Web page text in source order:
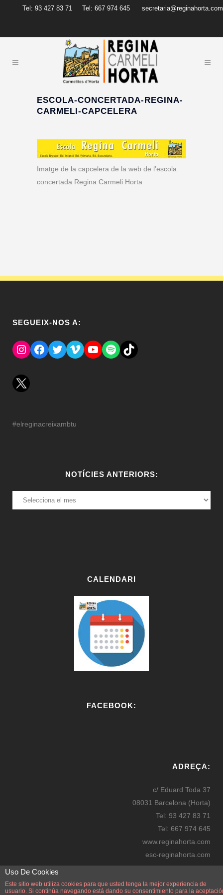
Tel: 93 427 83 71 Tel: 667 974 645 secretaria@reginahorta.com
ESCOLA-CONCERTADA-REGINA-
CARMELI-CAPCELERA
Imatge de la capcelera de la web de l’escola
concertada Regina Carmeli Horta
SEGUEIX-NOS A:
Instagram
Facebook
TwitterVimeoYouTube
SpotifyEl Tik Tok del Regina.
#elreginacreixambtu
NOTÍCIES ANTERIORS:
NOTÍCIES
ANTERIORS:
CALENDARI
FACEBOOK:
ADREÇA:
c/ Eduard Toda 37
08031 Barcelona (Horta)
Tel: 93 427 83 71
Tel: 667 974 645
www.reginahorta.com
esc-reginahorta.com
secretaria@reginahorta.com
Mapa
Uso De Cookies
Este sitio web utiliza cookies para que usted tenga la mejor experiencia de
usuario. Si continúa navegando está dando su consentimiento para la